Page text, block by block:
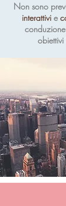
Non sono
interattivi e